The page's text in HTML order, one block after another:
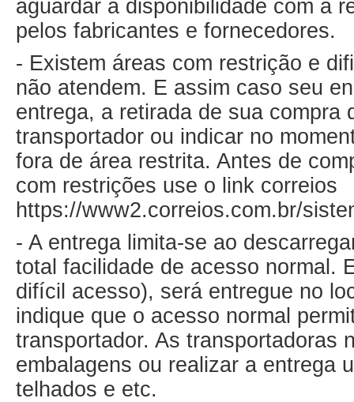
aguardar a disponibilidade com a
pelos fabricantes e fornecedores.
- Existem áreas com restrição e
não atendem. E assim caso seu
entrega, a retirada de sua compra
transportador ou indicar no
fora de área restrita. Antes de
com restrições use o link correios
https://www2.correios.com.br/
- A entrega limita-se ao
total facilidade de acesso normal.
difícil acesso), será entregue no
indique que o acesso normal
transportador. As transportadoras
embalagens ou realizar a entrega
telhados e etc.